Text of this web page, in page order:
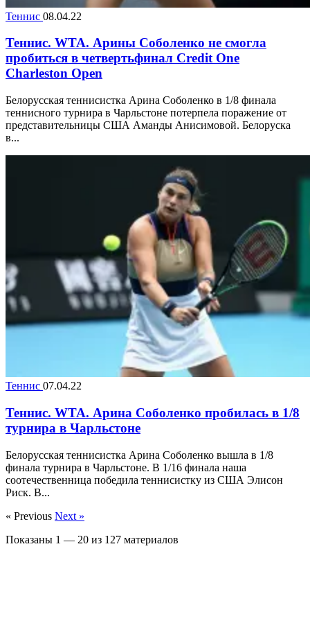
Теннис 08.04.22
Теннис. WTA. Арины Соболенко не смогла
пробиться в четвертьфинал Credit One
Charleston Open
Белорусская теннисистка Арина Соболенко в 1/8 финала
теннисного турнира в Чарльстоне потерпела поражение от
представительницы США Аманды Анисимовой. Белоруска
в...
Теннис 07.04.22
Теннис. WTA. Арина Соболенко пробилась в 1/8
турнира в Чарльстоне
Белорусская теннисистка Арина Соболенко вышла в 1/8
финала турнира в Чарльстоне. В 1/16 финала наша
соотечественница победила теннисистку из США Элисон
Риск. В...
« Previous Next »
Показаны 1 — 20 из 127 материалов